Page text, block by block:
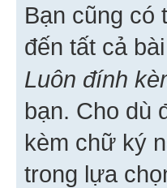
Bạn cũng có
đến tất cả
Luôn đính
bạn. Cho dù
kèm chữ ký
trong lựa